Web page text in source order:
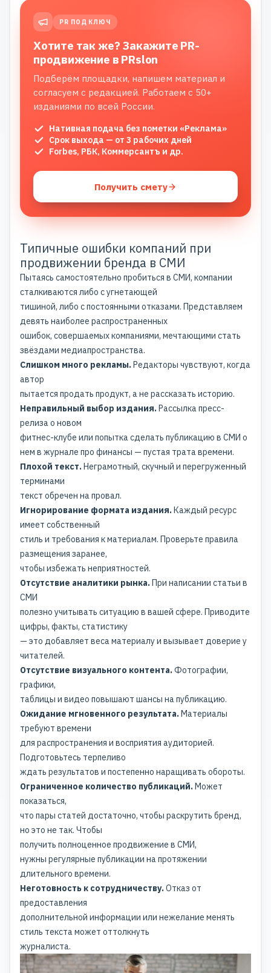
PR ПОД КЛЮЧ
Хотите так же? Закажите PR-
продвижение в PRslon
Подберём площадки, напишем материал и
согласуем с редакцией. Работаем с 50+
изданиями по всей России.
Нативная подача без пометки «Реклама»
Срок выхода — от 3 рабочих дней
Forbes, РБК, Коммерсантъ и др.
Получить смету
Типичные ошибки компаний при
продвижении бренда в СМИ
Пытаясь самостоятельно пробиться в СМИ, компании
сталкиваются либо с угнетающей
тишиной, либо с постоянными отказами. Представляем
девять наиболее распространенных
ошибок, совершаемых компаниями, мечтающими стать
звёздами медиапространства.
Слишком много рекламы. Редакторы чувствуют, когда
автор
пытается продать продукт, а не рассказать историю.
Неправильный выбор издания. Рассылка пресс-
релиза о новом
фитнес-клубе или попытка сделать публикацию в СМИ о
нем в журнале про финансы — пустая трата времени.
Плохой текст. Неграмотный, скучный и перегруженный
терминами
текст обречен на провал.
Игнорирование формата издания. Каждый ресурс
имеет собственный
стиль и требования к материалам. Проверьте правила
размещения заранее,
чтобы избежать неприятностей.
Отсутствие аналитики рынка. При написании статьи в
СМИ
полезно учитывать ситуацию в вашей сфере. Приводите
цифры, факты, статистику
— это добавляет веса материалу и вызывает доверие у
читателей.
Отсутствие визуального контента.Фотографии,
графики,
таблицы и видео повышают шансы на публикацию.
Ожидание мгновенного результата. Материалы
требуют времени
для распространения и восприятия аудиторией.
Подготовьтесь терпеливо
ждать результатов и постепенно наращивать обороты.
Ограниченное количество публикаций. Может
показаться,
что пары статей достаточно, чтобы раскрутить бренд,
но это не так. Чтобы
получить полноценное продвижение в СМИ,
нужны регулярные публикации на протяжении
длительного времени.
Неготовность к сотрудничеству.Отказ от
предоставления
дополнительной информации или нежелание менять
стиль текста может оттолкнуть
журналиста.